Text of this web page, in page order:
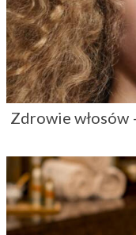
Zdrowie włosów